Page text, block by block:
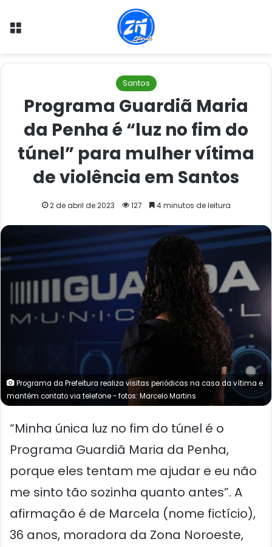
Menu
Santos
Programa Guardiã Maria
da Penha é “luz no fim do
túnel” para mulher vítima
de violência em Santos
2 de abril de 2023 127 4 minutos de leitura
Programa da Prefeitura realiza visitas periódicas na casa da vítima e
mantém contato via telefone - fotos: Marcelo Martins
“Minha única luz no fim do túnel é o
Programa Guardiã Maria da Penha,
porque eles tentam me ajudar e eu não
me sinto tão sozinha quanto antes”. A
afirmação é de Marcela (nome fictício),
36 anos, moradora da Zona Noroeste,